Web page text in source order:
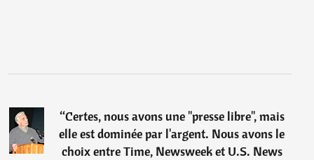
“Certes, nous avons une "presse libre", mais
elle est dominée par l'argent. Nous avons le
choix entre Time, Newsweek et U.S. News